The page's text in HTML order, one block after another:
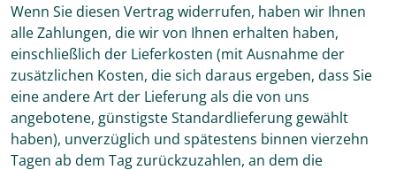
Wenn Sie diesen Vertrag widerrufen, haben wir Ihnen
alle Zahlungen, die wir von Ihnen erhalten haben,
einschließlich der Lieferkosten (mit Ausnahme der
zusätzlichen Kosten, die sich daraus ergeben, dass Sie
eine andere Art der Lieferung als die von uns
angebotene, günstigste Standardlieferung gewählt
haben), unverzüglich und spätestens binnen vierzehn
Tagen ab dem Tag zurückzuzahlen, an dem die